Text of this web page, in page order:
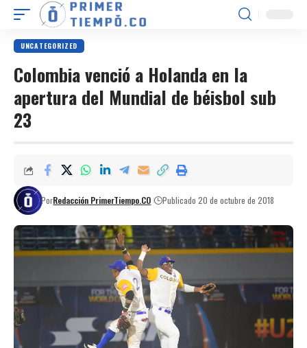
UNCATEGORIZED
Colombia venció a Holanda en la
apertura del Mundial de béisbol sub
23
PorRedacción PrimerTiempo.CO Publicado 20 de octubre de 2018